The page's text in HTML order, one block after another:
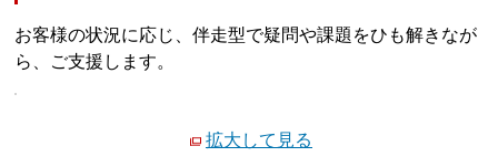
お客様の状況に応じ、伴走型で疑問や課題をひも解きなが
ら、ご支援します。
拡大して見る